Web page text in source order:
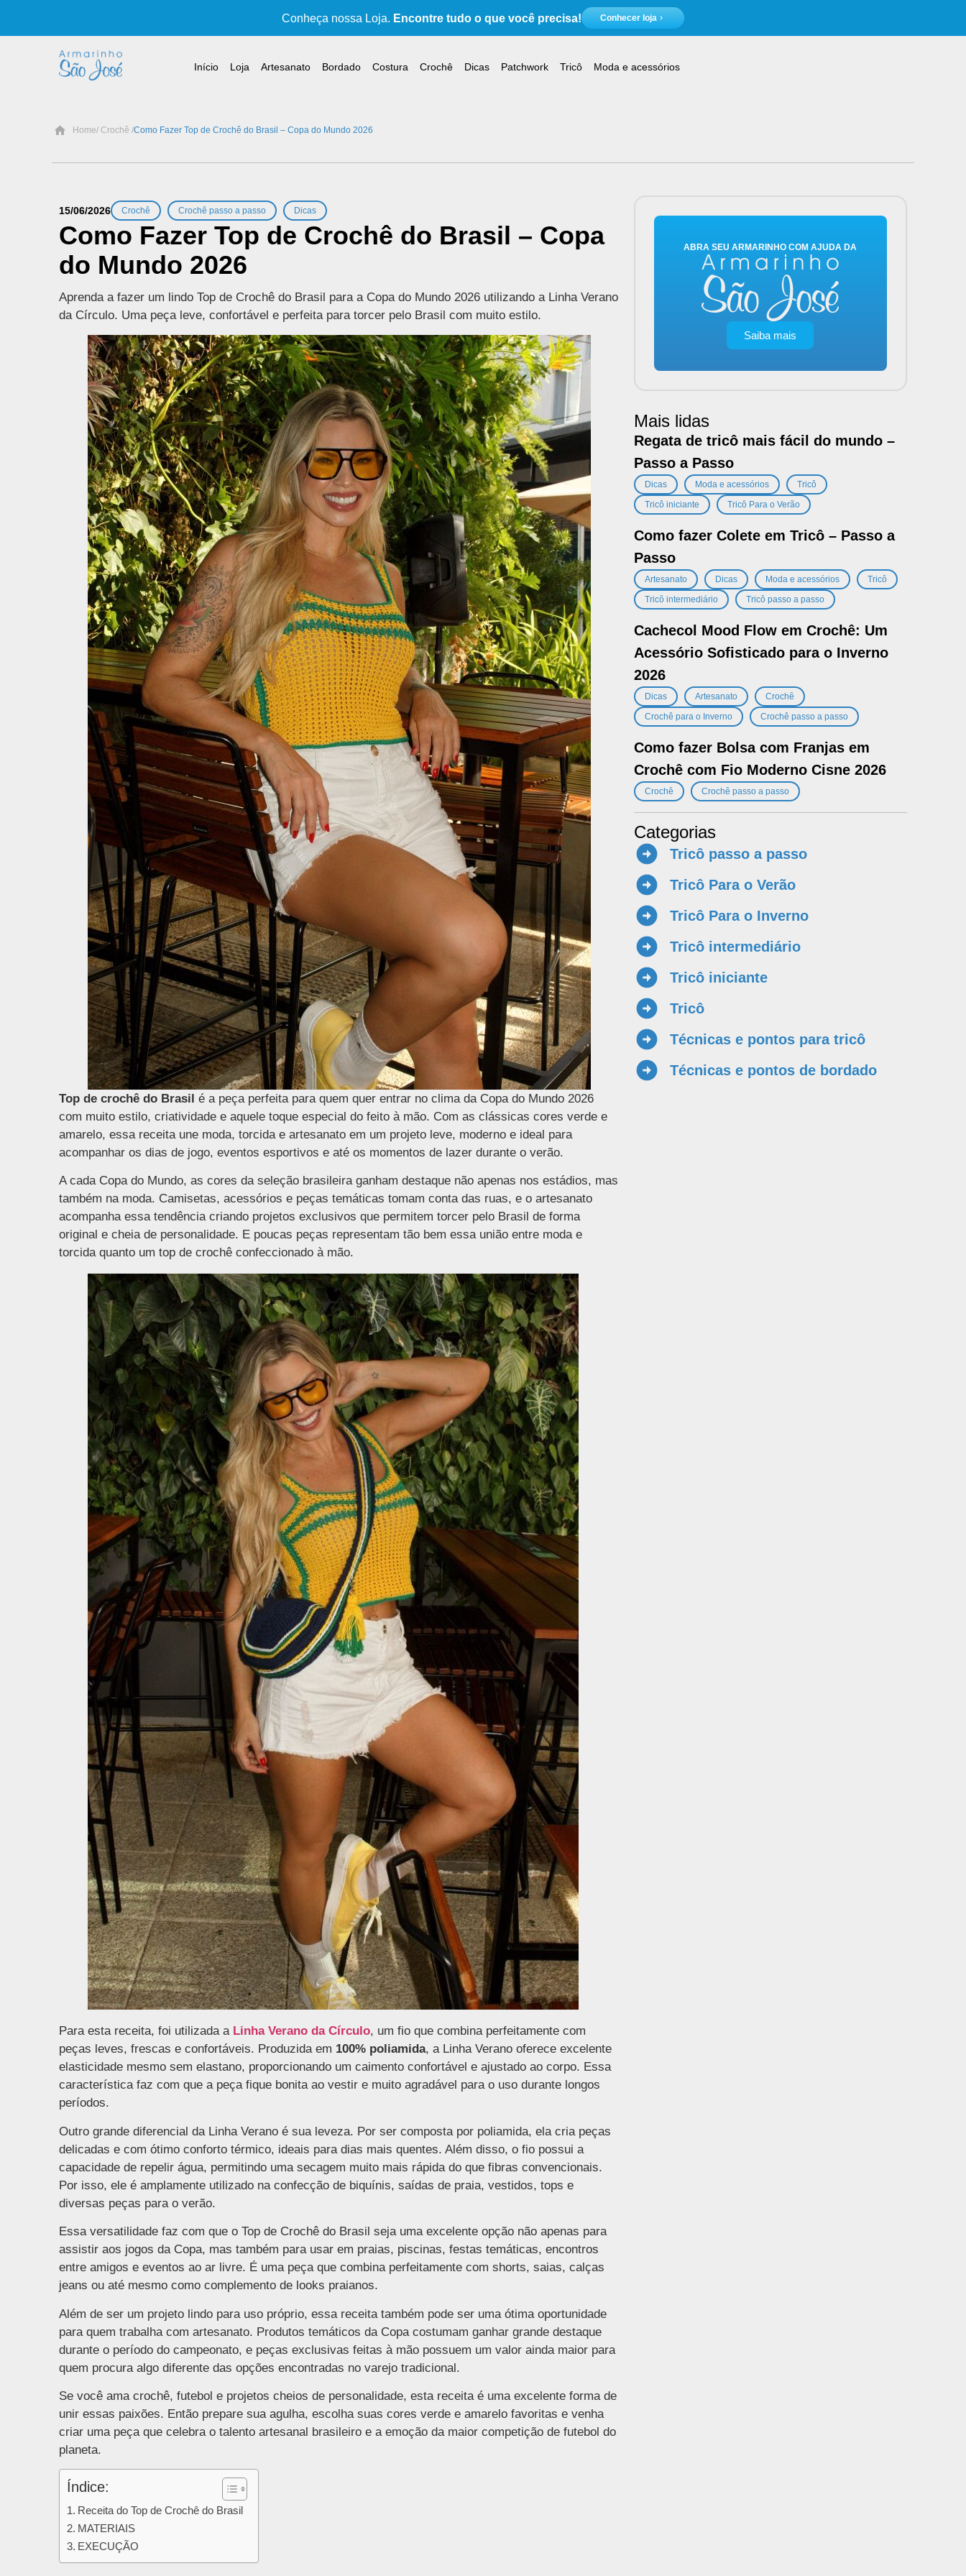
Conheça nossa Loja. Encontre tudo o que você precisa! Conhecer loja
Início Loja Artesanato Bordado Costura Crochê Dicas Patchwork Tricô Moda e acessórios
Home/ Crochê /Como Fazer Top de Crochê do Brasil – Copa do Mundo 2026
ABRA SEU ARMARINHO COM AJUDA DA
Saiba mais
Mais lidas
Regata de tricô mais fácil do mundo –
Passo a Passo
Dicas , Moda e acessórios , Tricô ,
Tricô iniciante , Tricô Para o Verão
Como fazer Colete em Tricô – Passo a
Passo
Artesanato , Dicas , Moda e acessórios , Tricô ,
Tricô intermediário , Tricô passo a passo
Cachecol Mood Flow em Crochê: Um
Acessório Sofisticado para o Inverno
2026
Dicas , Artesanato , Crochê ,
Crochê para o Inverno , Crochê passo a passo
Como fazer Bolsa com Franjas em
Crochê com Fio Moderno Cisne 2026
Crochê , Crochê passo a passo
Categorias
Tricô passo a passo
Tricô Para o Verão
Tricô Para o Inverno
Tricô intermediário
Tricô iniciante
Tricô
Técnicas e pontos para tricô
Técnicas e pontos de bordado
15/06/2026 Crochê Crochê passo a passo Dicas
Como Fazer Top de Crochê do Brasil – Copa
do Mundo 2026
Aprenda a fazer um lindo Top de Crochê do Brasil para a Copa do Mundo 2026 utilizando a Linha Verano
da Círculo. Uma peça leve, confortável e perfeita para torcer pelo Brasil com muito estilo.
Top de crochê do Brasil é a peça perfeita para quem quer entrar no clima da Copa do Mundo 2026
com muito estilo, criatividade e aquele toque especial do feito à mão. Com as clássicas cores verde e
amarelo, essa receita une moda, torcida e artesanato em um projeto leve, moderno e ideal para
acompanhar os dias de jogo, eventos esportivos e até os momentos de lazer durante o verão.
A cada Copa do Mundo, as cores da seleção brasileira ganham destaque não apenas nos estádios, mas
também na moda. Camisetas, acessórios e peças temáticas tomam conta das ruas, e o artesanato
acompanha essa tendência criando projetos exclusivos que permitem torcer pelo Brasil de forma
original e cheia de personalidade. E poucas peças representam tão bem essa união entre moda e
torcida quanto um top de crochê confeccionado à mão.
Para esta receita, foi utilizada a Linha Verano da Círculo, um fio que combina perfeitamente com
peças leves, frescas e confortáveis. Produzida em 100% poliamida, a Linha Verano oferece excelente
elasticidade mesmo sem elastano, proporcionando um caimento confortável e ajustado ao corpo. Essa
característica faz com que a peça fique bonita ao vestir e muito agradável para o uso durante longos
períodos.
Outro grande diferencial da Linha Verano é sua leveza. Por ser composta por poliamida, ela cria peças
delicadas e com ótimo conforto térmico, ideais para dias mais quentes. Além disso, o fio possui a
capacidade de repelir água, permitindo uma secagem muito mais rápida do que fibras convencionais.
Por isso, ele é amplamente utilizado na confecção de biquínis, saídas de praia, vestidos, tops e
diversas peças para o verão.
Essa versatilidade faz com que o Top de Crochê do Brasil seja uma excelente opção não apenas para
assistir aos jogos da Copa, mas também para usar em praias, piscinas, festas temáticas, encontros
entre amigos e eventos ao ar livre. É uma peça que combina perfeitamente com shorts, saias, calças
jeans ou até mesmo como complemento de looks praianos.
Além de ser um projeto lindo para uso próprio, essa receita também pode ser uma ótima oportunidade
para quem trabalha com artesanato. Produtos temáticos da Copa costumam ganhar grande destaque
durante o período do campeonato, e peças exclusivas feitas à mão possuem um valor ainda maior para
quem procura algo diferente das opções encontradas no varejo tradicional.
Se você ama crochê, futebol e projetos cheios de personalidade, esta receita é uma excelente forma de
unir essas paixões. Então prepare sua agulha, escolha suas cores verde e amarelo favoritas e venha
criar uma peça que celebra o talento artesanal brasileiro e a emoção da maior competição de futebol do
planeta.
Índice:
Receita do Top de Crochê do Brasil
MATERIAIS
EXECUÇÃO